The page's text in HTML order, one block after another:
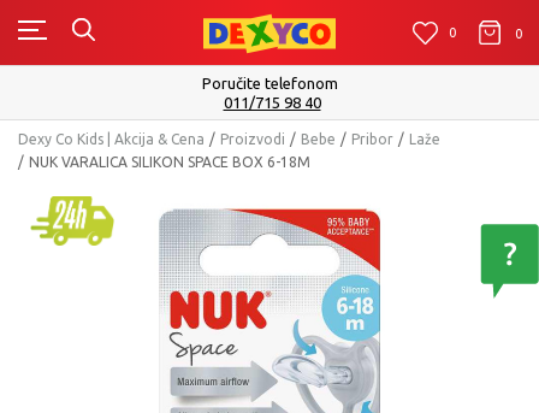
0 0 0
Isporuku možete očekivati u roku od 2 do 4 radna dana!
Pogledaj više
Dexy Co Kids | Akcija & Cena Proizvodi Bebe Pribor
Laže
NUK VARALICA SILIKON SPACE BOX 6-18M